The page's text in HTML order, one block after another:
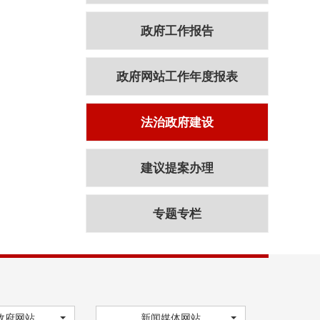
政府工作报告
政府网站工作年度报表
法治政府建设
建议提案办理
专题专栏